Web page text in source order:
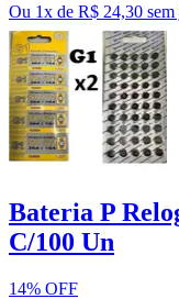
Ou 1x de R$ 24,30 sem
Bateria P
C/100 Un
14% OFF